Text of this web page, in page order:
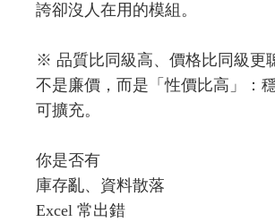
誇卻沒人在用的模組。
※ 品質比同級高、價格比同級更
不是廉價，而是「性價比高」：
可擴充。
你是否有
庫存亂、資料散落
Excel 常出錯